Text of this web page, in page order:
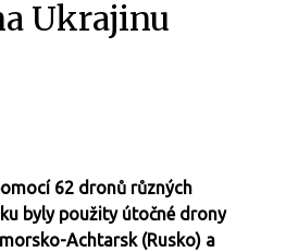
Ukrajinu
62 dronů různých
byly použity útočné drony
Achtarsk (Rusko) a